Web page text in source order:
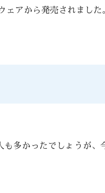
ェアから発売されました
多かったでしょうが、